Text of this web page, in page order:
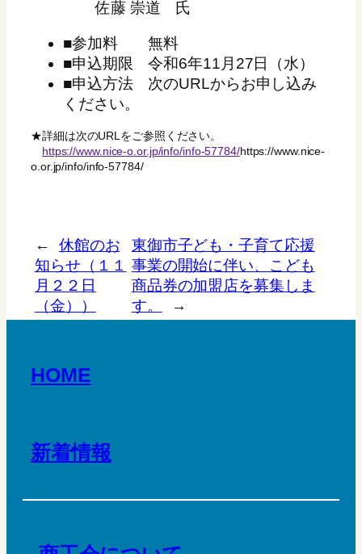
佐藤 崇道 氏
■参加料 無料
■申込期限 令和6年11月27日（水）
■申込方法 次のURLからお申し込み
ください。
★詳細は次のURLをご参照ください。
https://www.nice-o.or.jp/info/info-57784/https://www.nice-
o.or.jp/info/info-57784/
←
休館のお
知らせ（１１
月２２日
（金））
東御市子ども・子育て応援
事業の開始に伴い、こども
商品券の加盟店を募集しま
す。
→
HOME
新着情報